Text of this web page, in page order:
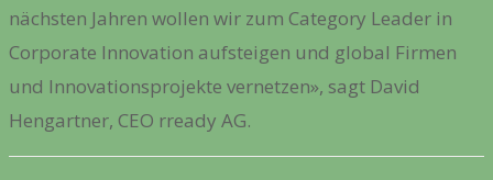
nächsten Jahren wollen wir zum Category Leader in
Corporate Innovation aufsteigen und global Firmen
und Innovationsprojekte vernetzen», sagt David
Hengartner, CEO rready AG.